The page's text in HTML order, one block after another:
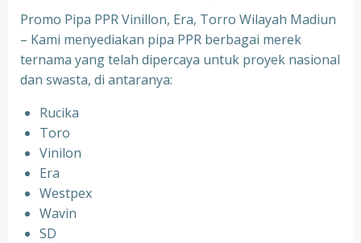
Promo Pipa PPR Vinillon, Era, Torro Wilayah Madiun
– Kami menyediakan pipa PPR berbagai merek
ternama yang telah dipercaya untuk proyek nasional
dan swasta, di antaranya:
Rucika
⁠Toro
⁠Vinilon
⁠Era
⁠Westpex
⁠Wavin
⁠SD